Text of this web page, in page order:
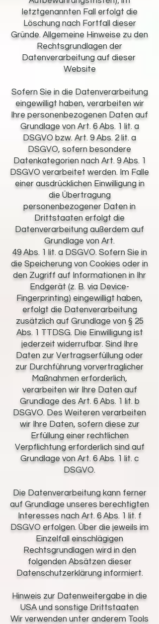
letztgenannten Fall erfolgt die
Löschung nach Fortfall dieser
Gründe. Allgemeine Hinweise zu den
Rechtsgrundlagen der
Datenverarbeitung auf dieser
Website
Sofern Sie in die Datenverarbeitung
eingewilligt haben, verarbeiten wir
Ihre personenbezogenen Daten auf
Grundlage von Art. 6 Abs. 1 lit. a
DSGVO bzw. Art. 9 Abs. 2 lit. a
DSGVO, sofern besondere
Datenkategorien nach Art. 9 Abs. 1
DSGVO verarbeitet werden. Im Falle
einer ausdrücklichen Einwilligung in
die Übertragung
personenbezogener Daten in
Drittstaaten erfolgt die
Datenverarbeitung außerdem auf
Grundlage von Art.
49 Abs. 1 lit. a DSGVO. Sofern Sie in
die Speicherung von Cookies oder in
den Zugriff auf Informationen in Ihr
Endgerät (z. B. via Device-
Fingerprinting) eingewilligt haben,
erfolgt die Datenverarbeitung
zusätzlich auf Grundlage von § 25
Abs. 1 TTDSG. Die Einwilligung ist
jederzeit widerrufbar. Sind Ihre
Daten zur Vertragserfüllung oder
zur Durchführung vorvertraglicher
Maßnahmen erforderlich,
verarbeiten wir Ihre Daten auf
Grundlage des Art. 6 Abs. 1 lit. b
DSGVO. Des Weiteren verarbeiten
wir Ihre Daten, sofern diese zur
Erfüllung einer rechtlichen
Verpflichtung erforderlich sind auf
Grundlage von Art. 6 Abs. 1 lit. c
DSGVO.
Die Datenverarbeitung kann ferner
auf Grundlage unseres berechtigten
Interesses nach Art. 6 Abs. 1 lit. f
DSGVO erfolgen. Über die jeweils im
Einzelfall einschlägigen
Rechtsgrundlagen wird in den
folgenden Absätzen dieser
Datenschutzerklärung informiert.
Hinweis zur Datenweitergabe in die
USA und sonstige Drittstaaten
Wir verwenden unter anderem Tools